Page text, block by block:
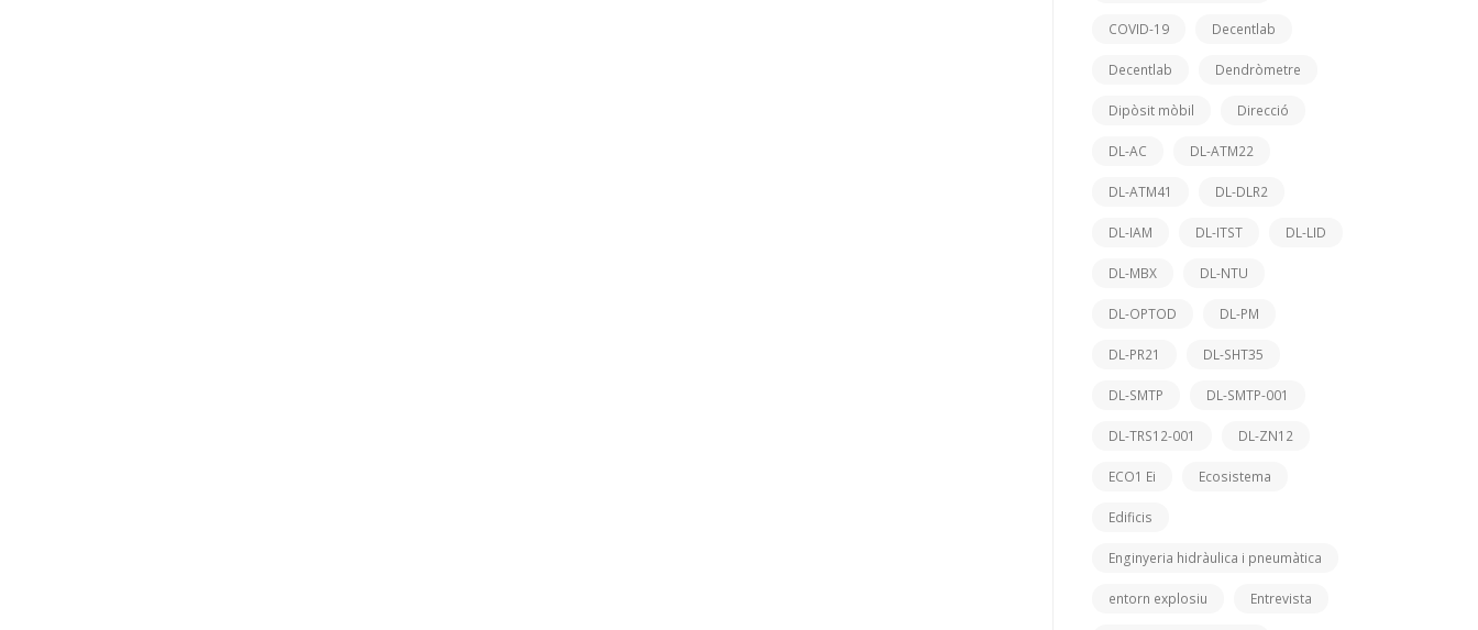
COVID-19 Decentlab
Decentlab Dendròmetre
Dipòsit mòbil Direcció
DL-AC DL-ATM22
DL-ATM41 DL-DLR2
DL-IAM DL-ITST DL-LID
DL-MBX DL-NTU
DL-OPTOD DL-PM
DL-PR21 DL-SHT35
DL-SMTP DL-SMTP-001
DL-TRS12-001 DL-ZN12
ECO1 Ei Ecosistema
Edificis
Enginyeria hidràulica i pneumàtica
entorn explosiu Entrevista